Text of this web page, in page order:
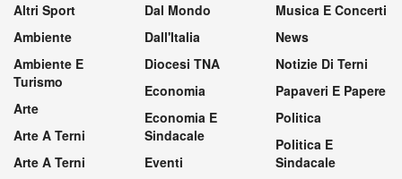
Altri Sport
Ambiente
Ambiente E
Turismo
Arte
Arte A Terni
Arte A Terni
Dal Mondo
Dall'Italia
Diocesi TNA
Economia
Economia E
Sindacale
Eventi
Musica E Concerti
News
Notizie Di Terni
Papaveri E Papere
Politica
Politica E
Sindacale